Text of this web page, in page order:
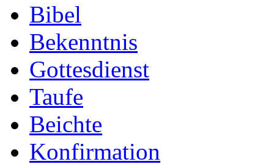
Bibel
Bekenntnis
Gottesdienst
Taufe
Beichte
Konfirmation